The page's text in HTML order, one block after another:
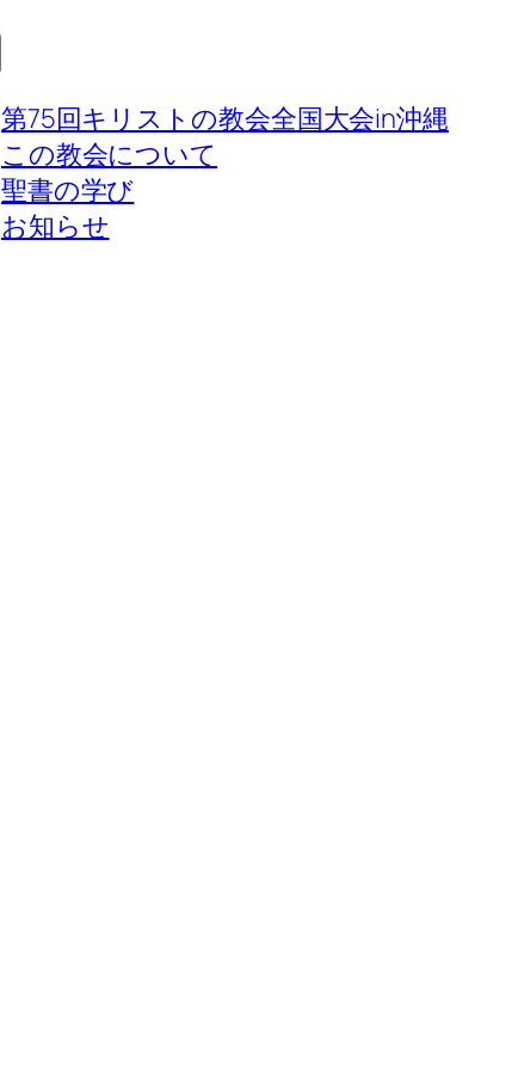
第75回キリストの教会全国大会in沖縄
この教会について
聖書の学び
お知らせ